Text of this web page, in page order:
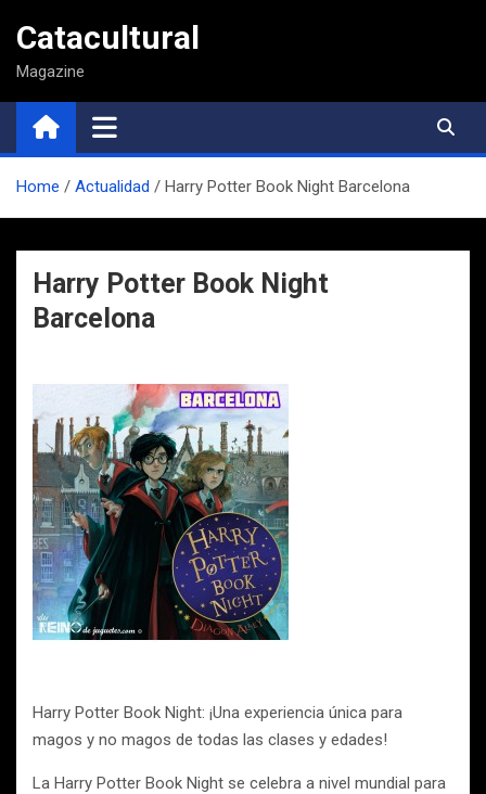
contenido
Catacultural
Magazine
Home Actualidad Harry Potter Book Night Barcelona
Harry Potter Book Night
Barcelona
Harry Potter Book Night: ¡Una experiencia única para
magos y no magos de todas las clases y edades!
La Harry Potter Book Night se celebra a nivel mundial para